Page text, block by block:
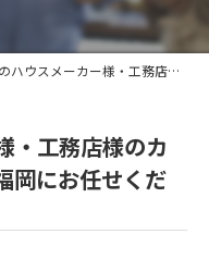
カー様・工務店様のカビ対策はカビバスターズ福岡にお任せください！
・工務店様のカ
岡にお任せくだ